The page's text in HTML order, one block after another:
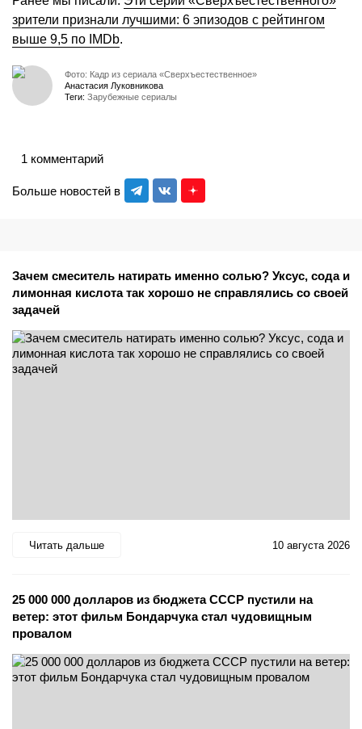
зрители признали лучшими: 6 эпизодов с рейтингом
выше 9,5 по IMDb.
Фото: Кадр из сериала «Сверхъестественное»
Анастасия Луковникова
Теги: Зарубежные сериалы
Больше новостей в
1 комментарий
Зачем смеситель натирать именно солью? Уксус, сода и
лимонная кислота так хорошо не справлялись со своей
задачей
Читать дальше 10 августа 2026
25 000 000 долларов из бюджета СССР пустили на
ветер: этот фильм Бондарчука стал чудовищным
провалом